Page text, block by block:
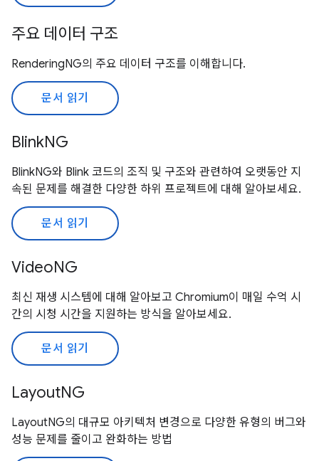
주요 데이터 구조
RenderingNG의 주요 데이터 구조를 이해합니다.
문서 읽기
BlinkNG
BlinkNG와 Blink 코드의 조직 및 구조와 관련하여 오랫동안 지
속된 문제를 해결한 다양한 하위 프로젝트에 대해 알아보세요.
문서 읽기
VideoNG
최신 재생 시스템에 대해 알아보고 Chromium이 매일 수억 시
간의 시청 시간을 지원하는 방식을 알아보세요.
문서 읽기
LayoutNG
LayoutNG의 대규모 아키텍처 변경으로 다양한 유형의 버그와
성능 문제를 줄이고 완화하는 방법